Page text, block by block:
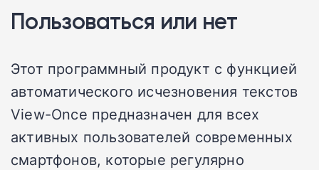
Пользоваться или нет
Этот программный продукт с функцией
автоматического исчезновения текстов
View-Once предназначен для всех
активных пользователей современных
смартфонов, которые регулярно